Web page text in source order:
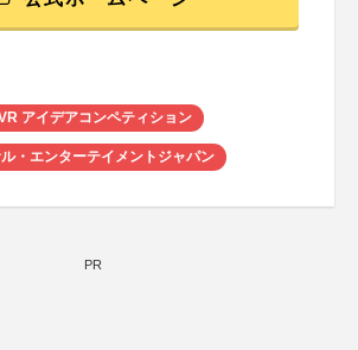
アイデアコンペティション
・エンターテイメントジャパン
PR